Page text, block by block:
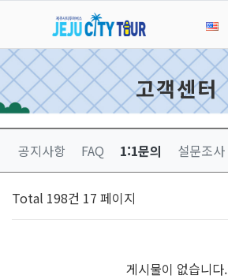
고객센터
공지사항 FAQ 1:1문의 설문조사
Total 198건 17 페이지
게시물이 없습니다.